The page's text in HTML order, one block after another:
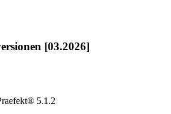
n [03.2026]
5.1.2